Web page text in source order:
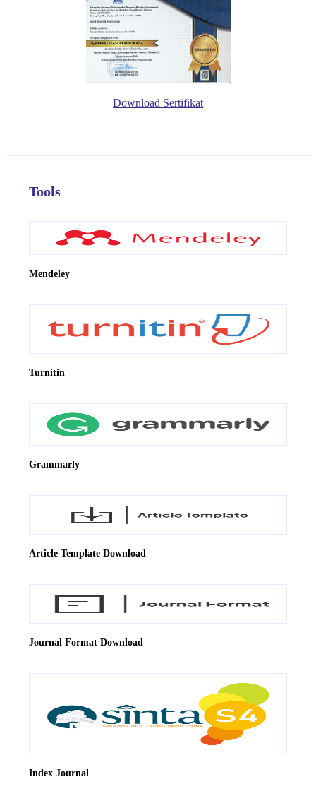
Download Sertifikat
Tools
Mendeley
Turnitin
Grammarly
Article Template Download
Journal Format Download
Index Journal